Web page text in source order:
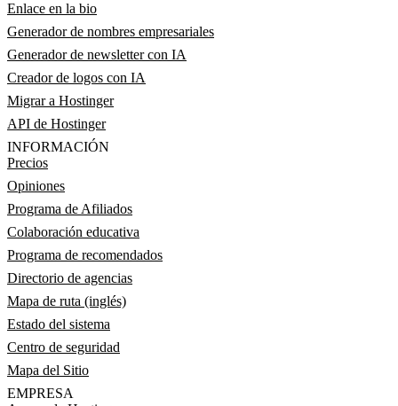
Enlace en la bio
Generador de nombres empresariales
Generador de newsletter con IA
Creador de logos con IA
Migrar a Hostinger
API de Hostinger
INFORMACIÓN
Precios
Opiniones
Programa de Afiliados
Colaboración educativa
Programa de recomendados
Directorio de agencias
Mapa de ruta (inglés)
Estado del sistema
Centro de seguridad
Mapa del Sitio
EMPRESA